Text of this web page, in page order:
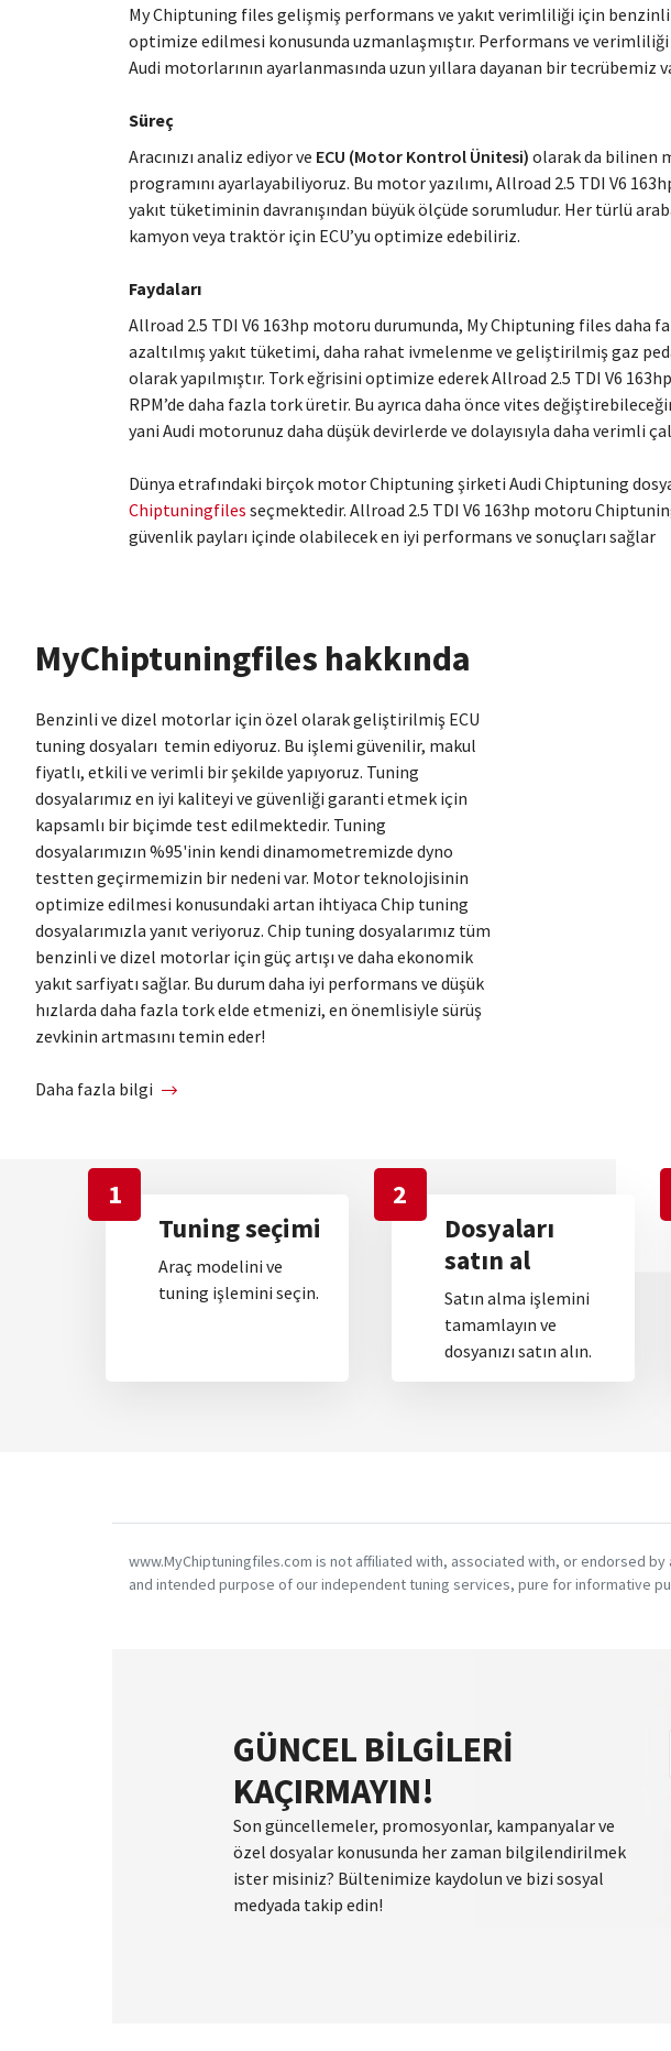
My Chiptuning files gelişmiş performans ve yakıt verimliliği için
optimize edilmesi konusunda uzmanlaşmıştır. Performans ve
Audi motorlarının ayarlanmasında uzun yıllara dayanan bir tecrübemiz
Süreç
Aracınızı analiz ediyor ve ECU (Motor Kontrol Ünitesi) olarak da bilinen
programını ayarlayabiliyoruz. Bu motor yazılımı, Allroad 2.5 TDI V6
yakıt tüketiminin davranışından büyük ölçüde sorumludur. Her türlü
kamyon veya traktör için ECU’yu optimize edebiliriz.
Faydaları
Allroad 2.5 TDI V6 163hp motoru durumunda, My Chiptuning files daha
azaltılmış yakıt tüketimi, daha rahat ivmelenme ve geliştirilmiş gaz
olarak yapılmıştır. Tork eğrisini optimize ederek Allroad 2.5 TDI V6
RPM’de daha fazla tork üretir. Bu ayrıca daha önce vites
yani Audi motorunuz daha düşük devirlerde ve dolayısıyla daha verimli
Dünya etrafındaki birçok motor Chiptuning şirketi Audi Chiptuning
Chiptuningfiles seçmektedir. Allroad 2.5 TDI V6 163hp motoru
güvenlik payları içinde olabilecek en iyi performans ve sonuçları sağlar
MyChiptuningfiles hakkında
Benzinli ve dizel motorlar için özel olarak geliştirilmiş ECU
tuning dosyaları temin ediyoruz. Bu işlemi güvenilir, makul
fiyatlı, etkili ve verimli bir şekilde yapıyoruz. Tuning
dosyalarımız en iyi kaliteyi ve güvenliği garanti etmek için
kapsamlı bir biçimde test edilmektedir. Tuning
dosyalarımızın %95'inin kendi dinamometremizde dyno
testten geçirmemizin bir nedeni var. Motor teknolojisinin
optimize edilmesi konusundaki artan ihtiyaca Chip tuning
dosyalarımızla yanıt veriyoruz. Chip tuning dosyalarımız tüm
benzinli ve dizel motorlar için güç artışı ve daha ekonomik
yakıt sarfiyatı sağlar. Bu durum daha iyi performans ve düşük
hızlarda daha fazla tork elde etmenizi, en önemlisiyle sürüş
zevkinin artmasını temin eder!
Daha fazla bilgi
1
Tuning seçimi
Araç modelini ve
tuning işlemini seçin.
2
Dosyaları
satın al
Satın alma işlemini
tamamlayın ve
dosyanızı satın alın.
www.MyChiptuningfiles.com is not affiliated with, associated with, or endorsed
and intended purpose of our independent tuning services, pure for informative
GÜNCEL BILGILERI
KAÇIRMAYIN!
Son güncellemeler, promosyonlar, kampanyalar ve
özel dosyalar konusunda her zaman bilgilendirilmek
ister misiniz? Bültenimize kaydolun ve bizi sosyal
medyada takip edin!